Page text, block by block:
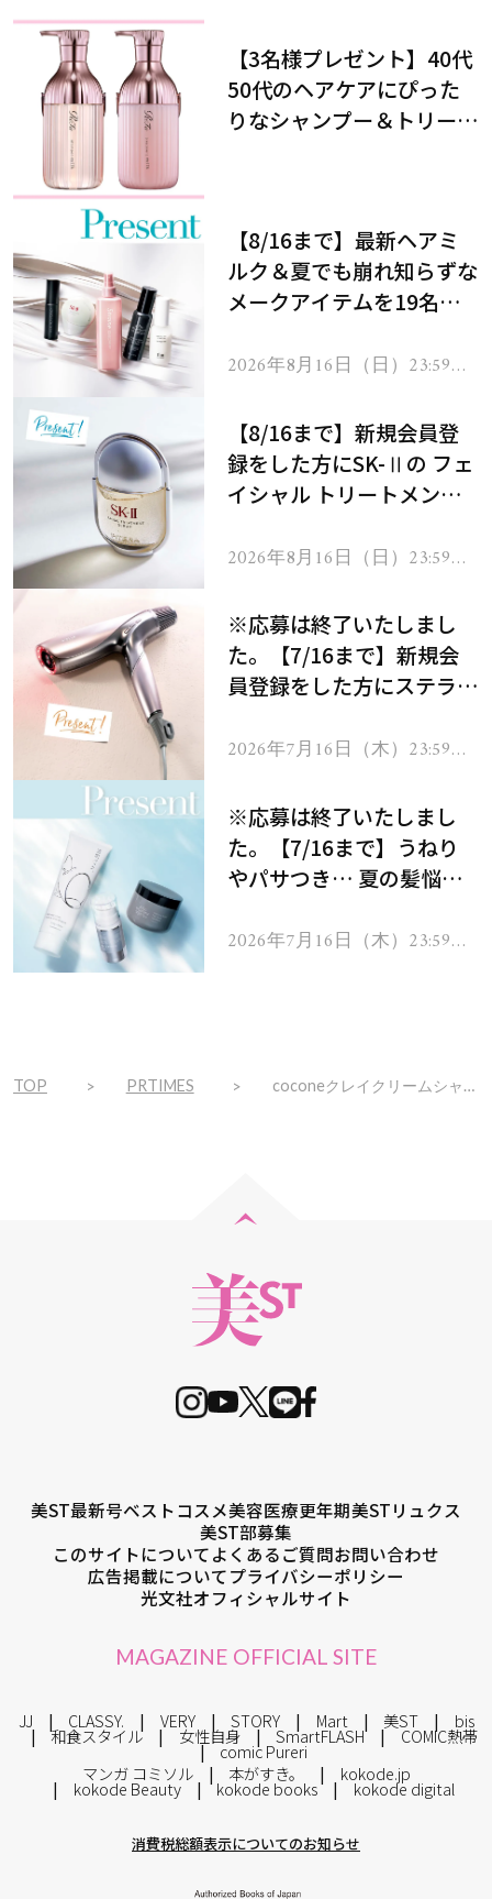
【3名様プレゼント】40代
50代のヘアケアにぴった
りなシャンプー＆トリート
【8/16まで】最新ヘアミ
ルク＆夏でも崩れ知らずな
メークアイテムを19名様
2026年8月16日（日）23:59ま
【8/16まで】新規会員登
録をした方にSK-Ⅱの フェ
イシャル トリートメント
2026年8月16日（日）23:59ま
※応募は終了いたしまし
た。【7/16まで】新規会
員登録をした方にステラボ
ヘアドライヤー ジュエル
2026年7月16日（木）23:59ま
※応募は終了いたしまし
た。【7/16まで】うねり
やパサつき… 夏の髪悩み
ムを13名様にプレゼン
2026年7月16日（木）23:59ま
TOP PRTIMES coconeクレイクリームシャンプー・ダメージリペアが「ロフト ベストコスメ 2024」のNEXT COSME・ヘアケア部門に選出されました！
美ST最新号ベストコスメ美容医療更年期美STリュクス
美ST部募集
このサイトについてよくあるご質問お問い合わせ
広告掲載についてプライバシーポリシー
光文社オフィシャルサイト
MAGAZINE OFFICIAL SITE
JJ CLASSY. VERY STORY Mart 美ST bis
和食スタイル 女性自身 SmartFLASH COMIC熱帯
comic Pureri
マンガ コミソル
本がすき。 kokode.jp
kokode Beauty kokode books kokode digital
消費税総額表示についてのお知らせ